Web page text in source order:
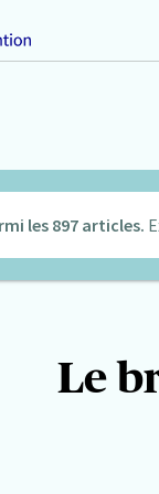
les 897 articles.
Le